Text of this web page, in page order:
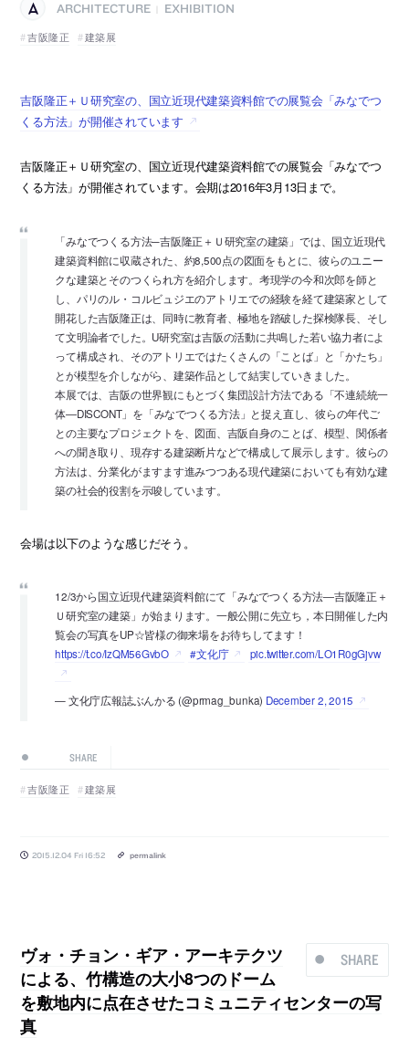
ARCHITECTURE
EXHIBITION
吉阪隆正
建築展
吉阪隆正＋Ｕ研究室の、国立近現代建築資料館での展覧会「みなでつ
くる方法」が開催されています
吉阪隆正＋Ｕ研究室の、国立近現代建築資料館での展覧会「みなでつ
くる方法」が開催されています。会期は2016年3月13日まで。
「みなでつくる方法─吉阪隆正＋Ｕ研究室の建築」では、国立近現代
建築資料館に収蔵された、約8,500点の図面をもとに、彼らのユニー
クな建築とそのつくられ方を紹介します。考現学の今和次郎を師と
し、パリのル・コルビュジエのアトリエでの経験を経て建築家として
開花した吉阪隆正は、同時に教育者、極地を踏破した探検隊長、そし
て文明論者でした。U研究室は吉阪の活動に共鳴した若い協力者によ
って構成され、そのアトリエではたくさんの「ことば」と「かたち」
とが模型を介しながら、建築作品として結実していきました。
本展では、吉阪の世界観にもとづく集団設計方法である「不連続統一
体―DISCONT」を「みなでつくる方法」と捉え直し、彼らの年代ご
との主要なプロジェクトを、図面、吉阪自身のことば、模型、関係者
への聞き取り、現存する建築断片などで構成して展示します。彼らの
方法は、分業化がますます進みつつある現代建築においても有効な建
築の社会的役割を示唆しています。
会場は以下のような感じだそう。
12/3から国立近現代建築資料館にて「みなでつくる方法―吉阪隆正＋
Ｕ研究室の建築」が始まります。一般公開に先立ち，本日開催した内
覧会の写真をUP☆皆様の御来場をお待ちしてます！
https://t.co/IzQM56GvbO
#文化庁 pic.twitter.com/LO1R0gGjvw
— 文化庁広報誌ぶんかる (@prmag_bunka) December 2, 2015
SHARE
吉阪隆正 建築展
2015.12.04 Fri 16:52 permalink
SHARE
ヴォ・チョン・ギア・アーキテクツ
による、竹構造の大小8つのドーム
を敷地内に点在させたコミュニティセンターの写
真